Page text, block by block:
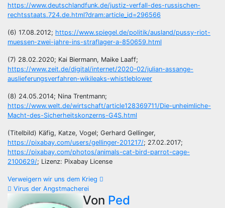
https://www.deutschlandfunk.de/justiz-verfall-des-russischen-
rechtsstaats.724.de.html?dram:article_id=296566
(6) 17.08.2012; https://www.spiegel.de/politik/ausland/pussy-riot-
muessen-zwei-jahre-ins-straflager-a-850659.html
(7) 28.02.2020; Kai Biermann, Maike Laaff;
https://www.zeit.de/digital/internet/2020-02/julian-assange-
auslieferungsverfahren-wikileaks-whistleblower
(8) 24.05.2014; Nina Trentmann;
https://www.welt.de/wirtschaft/article128369711/Die-unheimliche-
Macht-des-Sicherheitskonzerns-G4S.html
(Titelbild) Käfig, Katze, Vogel; Gerhard Gellinger,
https://pixabay.com/users/gellinger-201217/; 27.02.2017;
https://pixabay.com/photos/animals-cat-bird-parrot-cage-
2100629/; Lizenz: Pixabay License
Beitragsnavigation
Verweigern wir uns dem Krieg
Virus der Angstmacherei
Von Ped